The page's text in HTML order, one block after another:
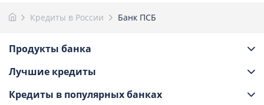
Кредиты в России Банк ПСБ
Продукты банка
Лучшие кредиты
Кредиты в популярных банках